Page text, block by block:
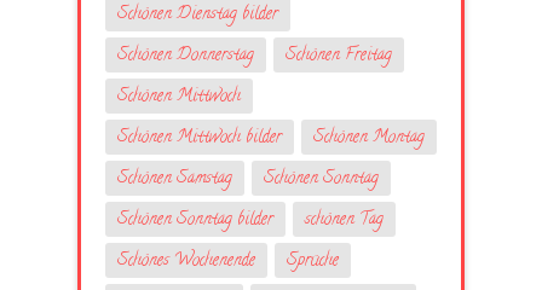
Schönen Dienstag bilder
Schönen Donnerstag
Schönen Freitag
Schönen Mittwoch
Schönen Mittwoch bilder
Schönen Montag
Schönen Samstag
Schönen Sonntag
Schönen Sonntag bilder
schönen Tag
Schönes Wochenende
Sprüche